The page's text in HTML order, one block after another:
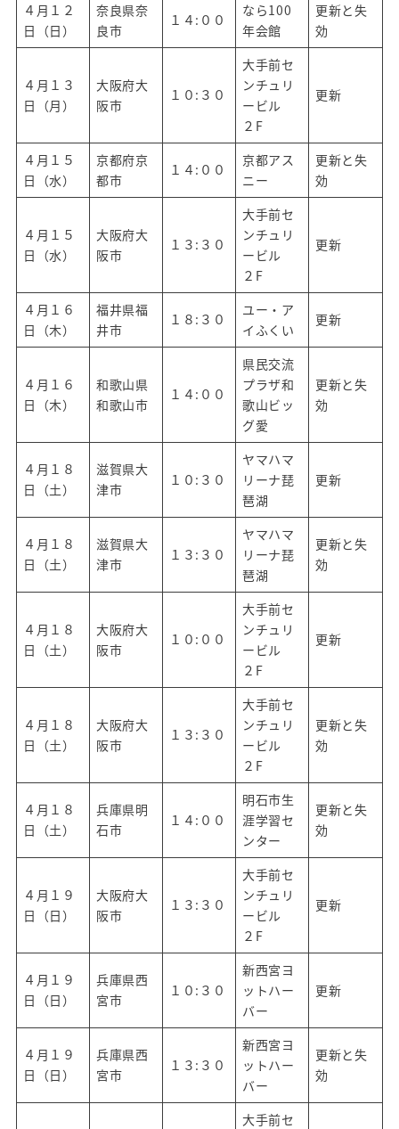
４月１２
日（日）
奈良県奈
良市
１４:００
なら100
年会館
更新と失
効
４月１３
日（月）
大阪府大
阪市
１０:３０
大手前セ
ンチュリ
ービル
２F
更新
４月１５
日（水）
京都府京
都市
１４:００
京都アス
ニー
更新と失
効
４月１５
日（水）
大阪府大
阪市
１３:３０
大手前セ
ンチュリ
ービル
２F
更新
４月１６
日（木）
福井県福
井市
１８:３０
ユー・ア
イふくい
更新
４月１６
日（木）
和歌山県
和歌山市
１４:００
県民交流
プラザ和
歌山ビッ
グ愛
更新と失
効
４月１８
日（土）
滋賀県大
津市
１０:３０
ヤマハマ
リーナ琵
琶湖
更新
４月１８
日（土）
滋賀県大
津市
１３:３０
ヤマハマ
リーナ琵
琶湖
更新と失
効
４月１８
日（土）
大阪府大
阪市
１０:００
大手前セ
ンチュリ
ービル
２F
更新
４月１８
日（土）
大阪府大
阪市
１３:３０
大手前セ
ンチュリ
ービル
２F
更新と失
効
４月１８
日（土）
兵庫県明
石市
１４:００
明石市生
涯学習セ
ンター
更新と失
効
４月１９
日（日）
大阪府大
阪市
１３:３０
大手前セ
ンチュリ
ービル
２F
更新
４月１９
日（日）
兵庫県西
宮市
１０:３０
新西宮ヨ
ットハー
バー
更新
４月１９
日（日）
兵庫県西
宮市
１３:３０
新西宮ヨ
ットハー
バー
更新と失
効
大手前セ